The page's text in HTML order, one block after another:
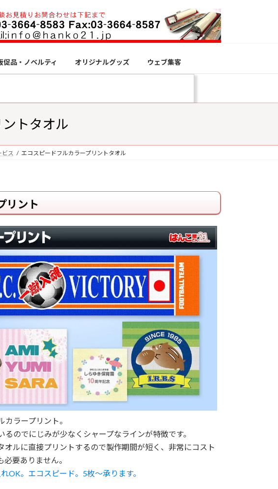
促品・ノベルティ オリジナルグッズ ウェブ集客
トタオル
ス エコスピードフルカラープリントタオル
リント
ラープリント。
のでにじみが少なくシャープなラインが特徴です。
オルに直接プリントするので製作期間が短く、非常にコスト
要ありません。
OK。エコスピード。5枚～承ります。